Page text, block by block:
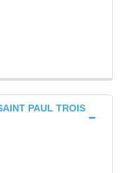
PAUL TROIS